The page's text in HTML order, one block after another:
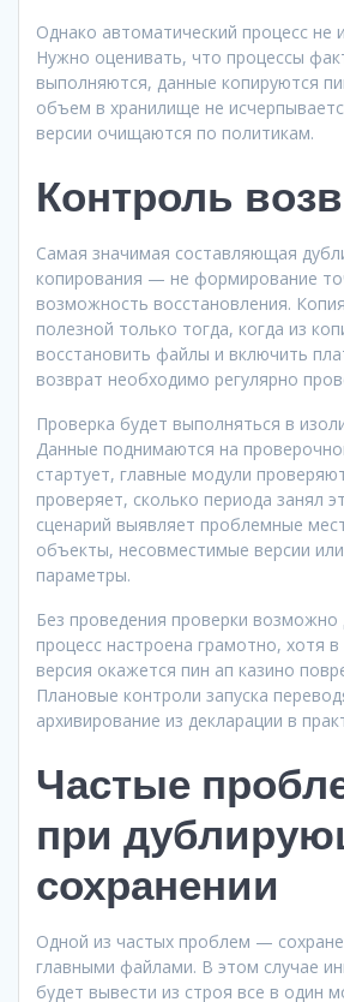
Однако автоматический процесс не
Нужно оценивать, что процессы
выполняются, данные копируются
объем в хранилище не
версии очищаются по политикам.
Контроль
Самая значимая составляющая
копирования — не формирование
возможность восстановления.
полезной только тогда, когда из
восстановить файлы и включить
возврат необходимо регулярно
Проверка будет выполняться в
Данные поднимаются на
стартует, главные модули
проверяет, сколько периода занял
сценарий выявляет проблемные
объекты, несовместимые версии
параметры.
Без проведения проверки возможно
процесс настроена грамотно, хотя
версия окажется пин ап казино
Плановые контроли запуска
архивирование из декларации в
Частые
при
сохранении
Одной из частых проблем —
главными файлами. В этом случае
будет вывести из строя все в один